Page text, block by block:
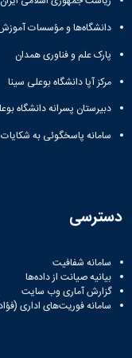
رهبری
تماس
دانشگاه
عمومی
آدرس
دانشکده‌ها
آموزش
کارکنان
تقویم
آموزشی
نظامنامه
اخلاق
آموزش
دانش‌آموختگان
آزمایشگاه
باستان
شناسی
آزمایشگاه
هوش
ربات
و
آزمایشگاه
و
اسناد
پایان
نامه
و
و
حسابداری
صنایع
غذایی
بهار
مجتمع
آموزش
عالی
زمین
چمن
سالن‌های
ورزشی
تفریحی-
سیاحتی
باغ
دانشگاه
موزه
دانشگاه
(محمد)
دانشگاه‌ها و مؤسسات
پارک علم و فناوری همدان
مرکز آپا دانشگاه بوعلی سینا
دبیرستان پسرانه دانشگاه
سامانه پاسخگوئی به
دسترسی
سامانه شفافیت
بیانیه صیانت از داده‌ها
گزارش آماری وب‌ سایت
سامانه فوریت‌های اداری